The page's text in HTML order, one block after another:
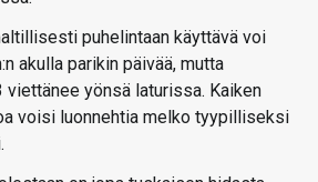
puhelintaan käyttävä voi
akulla parikin päivää, mutta
yönsä laturissa. Kaiken
voisi luonnehtia melko tyypilliseksi